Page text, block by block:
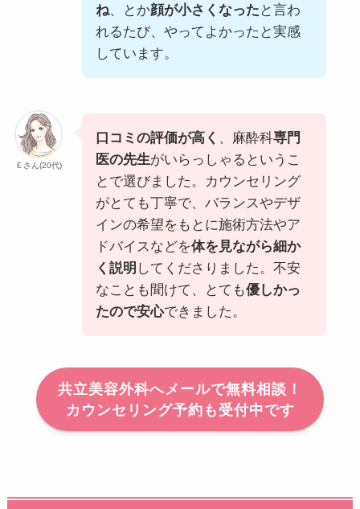
ね、とか顔が小さくなった と言わ
れるたび、やってよかったと実感
しています。
Ｅさん(20代)
口コミの評価が高く 、麻酔科専門
医の先生がいらっしゃるというこ
とで選びました。カウンセリング
がとても丁寧で、バランスやデザ
インの希望をもとに施術方法やア
ドバイスなどを体を見ながら細か
く説明 してくださりました。不安
なことも聞けて、とても優しかっ
たので安心できました。
共立美容外科へメールで無料相談！
カウンセリング予約も受付中です